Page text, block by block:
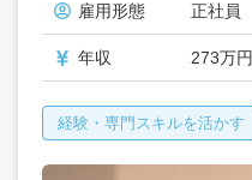
雇用形態 正社員
年収 273万円
経験・専門スキルを活かす